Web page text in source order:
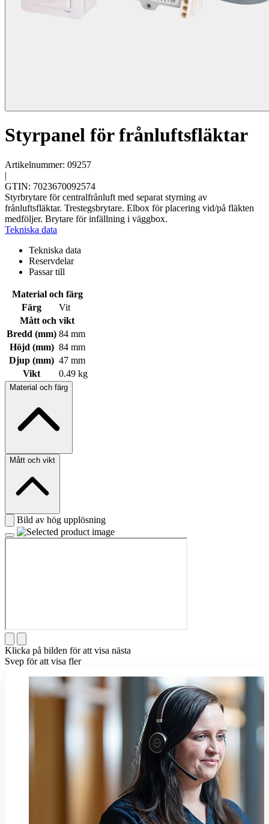
Styrpanel för frånluftsfläktar
Artikelnummer: 09257
|
GTIN: 7023670092574
Styrbrytare för centralfrånluft med separat styrning av
frånluftsfläktar. Trestegsbrytare. Elbox för placering vid/på fläkten
medföljer. Brytare för infällning i väggbox.
Tekniska data
Tekniska data
Reservdelar
Passar till
Material och färg
Färg
Vit
Mått och vikt
Bredd (mm) 84 mm
Höjd (mm) 84 mm
Djup (mm) 47 mm
Vikt
0.49 kg
Material och färg
Mått och vikt
Bild av hög upplösning
Klicka på bilden för att visa nästa
Svep för att visa fler